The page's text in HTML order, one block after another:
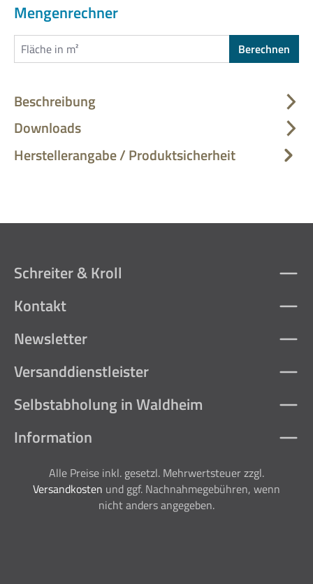
Mengenrechner
Berechnen
Beschreibung
Downloads
Herstellerangabe / Produktsicherheit
Schreiter & Kroll
Information
Kontakt
Newsletter
Versanddienstleister
Selbstabholung in Waldheim
Alle Preise inkl. gesetzl. Mehrwertsteuer zzgl.
Versandkosten und ggf. Nachnahmegebühren, wenn
nicht anders angegeben.